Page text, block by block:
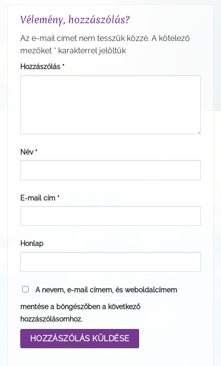
Vélemény, hozzászólás?
Az e-mail címet nem tesszük közzé. A kötelező
mezőket * karakterrel jelöltük
Hozzászólás *
Név *
E-mail cím *
Honlap
A nevem, e-mail címem, és weboldalcímem
mentése a böngészőben a következő
hozzászólásomhoz.